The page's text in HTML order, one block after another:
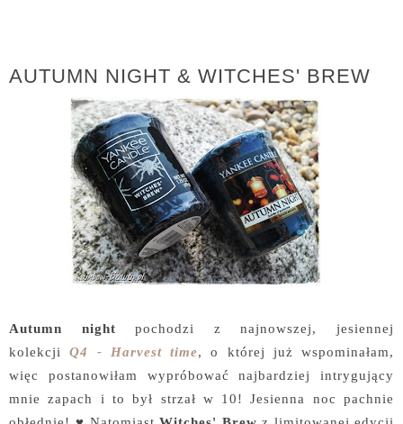
AUTUMN NIGHT & WITCHES' BREW
Autumn night pochodzi z najnowszej, jesiennej
kolekcjiQ4 - Harvest time, o której już wspominałam,
więc postanowiłam wypróbować najbardziej intrygujący
mnie zapach i to był strzał w 10! Jesienna noc pachnie